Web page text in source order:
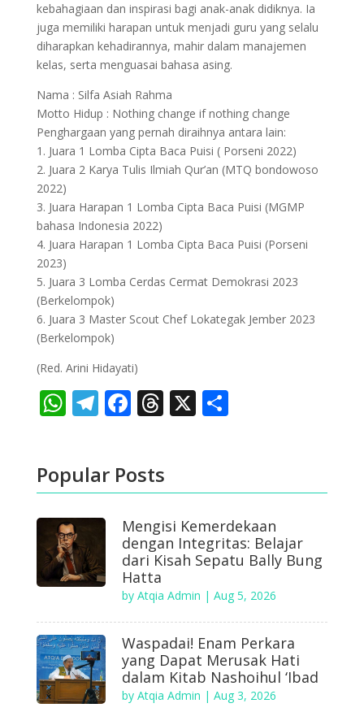
kebahagiaan dan inspirasi bagi anak-anak didiknya. Ia
juga memiliki harapan untuk menjadi guru yang selalu
diharapkan kehadirannya, mahir dalam manajemen
kelas, serta menguasai bahasa asing.
Nama : Silfa Asiah Rahma
Motto Hidup : Nothing change if nothing change
Penghargaan yang pernah diraihnya antara lain:
1. Juara 1 Lomba Cipta Baca Puisi ( Porseni 2022)
2. Juara 2 Karya Tulis Ilmiah Qur’an (MTQ bondowoso
2022)
3. Juara Harapan 1 Lomba Cipta Baca Puisi (MGMP
bahasa Indonesia 2022)
4. Juara Harapan 1 Lomba Cipta Baca Puisi (Porseni
2023)
5. Juara 3 Lomba Cerdas Cermat Demokrasi 2023
(Berkelompok)
6. Juara 3 Master Scout Chef Lokategak Jember 2023
(Berkelompok)
(Red. Arini Hidayati)
WhatsApp
Telegram
Facebook
Threads
X Share
Popular Posts
Mengisi Kemerdekaan
dengan Integritas: Belajar
dari Kisah Sepatu Bally Bung
Hatta
by Atqia Admin | Aug 5, 2026
Waspadai! Enam Perkara
yang Dapat Merusak Hati
dalam Kitab Nashoihul ‘Ibad
by Atqia Admin | Aug 3, 2026